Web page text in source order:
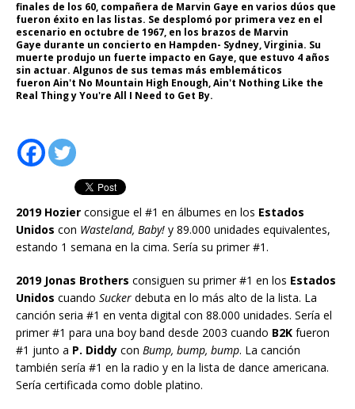
finales de los 60, compañera de Marvin Gaye en varios dúos que
fueron éxito en las listas. Se desplomó por primera vez en el
escenario en octubre de 1967, en los brazos de Marvin
Gaye durante un concierto en Hampden- Sydney, Virginia. Su
muerte produjo un fuerte impacto en Gaye, que estuvo 4 años
sin actuar. Algunos de sus temas más emblemáticos
fueron Ain't No Mountain High Enough, Ain't Nothing Like the
Real Thing y You're All I Need to Get By.
2019 Hozier consigue el #1 en álbumes en los Estados
Unidos con Wasteland, Baby! y 89.000 unidades equivalentes,
estando 1 semana en la cima. Sería su primer #1.
2019 Jonas Brothers consiguen su primer #1 en los Estados
Unidos cuando Sucker debuta en lo más alto de la lista. La
canción seria #1 en venta digital con 88.000 unidades. Sería el
primer #1 para una boy band desde 2003 cuando B2K fueron
#1 junto a P. Diddy con Bump, bump, bump. La canción
también sería #1 en la radio y en la lista de dance americana.
Sería certificada como doble platino.